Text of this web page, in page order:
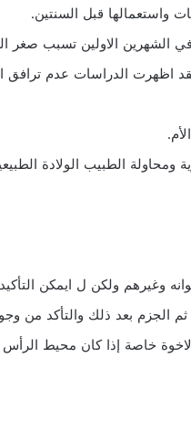
الشهرين الاولين تسبب صغر
اظهرت الدراسات عدم
ومحاولة الطبيب الولادة
وغيرهم ولكن ل ايمكن
الجزم بعد ذلك والتأكد من
خاصة إذا كان محيط الرأس